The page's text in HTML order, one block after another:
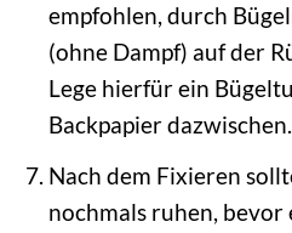
empfohlen, durch
(ohne Dampf) auf der
Lege hierfür ein
Backpapier dazwischen.
Nach dem Fixieren
nochmals ruhen, bevor